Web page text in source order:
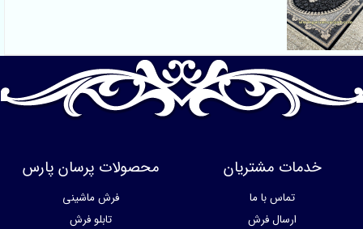
خدمات مشتریان
تماس با ما
ارسال فرش
محصولات پرسان پارس
فرش ماشینی
تابلو فرش